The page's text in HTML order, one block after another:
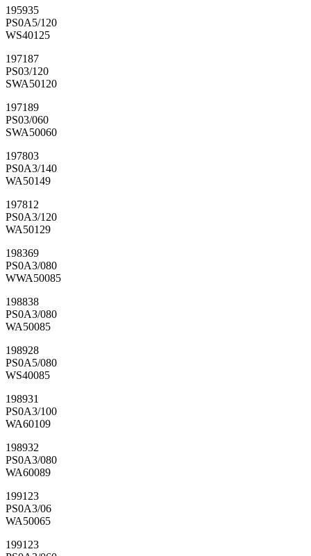
195935
PS0A5/120
WS40125
197187
PS03/120
SWA50120
197189
PS03/060
SWA50060
197803
PS0A3/140
WA50149
197812
PS0A3/120
WA50129
198369
PS0A3/080
WWA50085
198838
PS0A3/080
WA50085
198928
PS0A5/080
WS40085
198931
PS0A3/100
WA60109
198932
PS0A3/080
WA60089
199123
PS0A3/06
WA50065
199123